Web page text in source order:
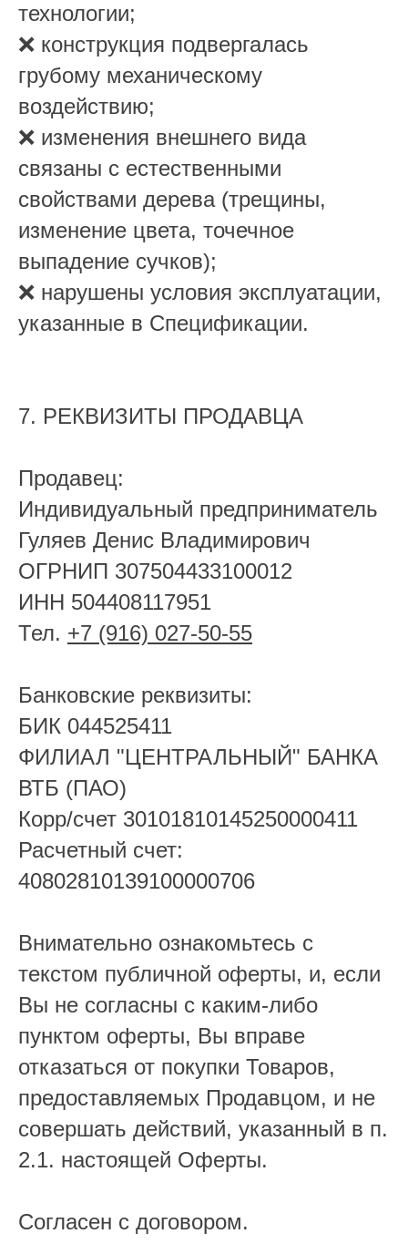
технологии;
❌ конструкция подвергалась
грубому механическому
воздействию;
❌ изменения внешнего вида
связаны с естественными
свойствами дерева (трещины,
изменение цвета, точечное
выпадение сучков);
❌ нарушены условия эксплуатации,
указанные в Спецификации.
7. РЕКВИЗИТЫ ПРОДАВЦА
Продавец:
Индивидуальный предприниматель
Гуляев Денис Владимирович
ОГРНИП 307504433100012
ИНН 504408117951
Тел. +7 (916) 027-50-55
Банковские реквизиты:
БИК 044525411
ФИЛИАЛ "ЦЕНТРАЛЬНЫЙ" БАНКА
ВТБ (ПАО)
Корр/счет 30101810145250000411
Расчетный счет:
40802810139100000706
Внимательно ознакомьтесь с
текстом публичной оферты, и, если
Вы не согласны с каким-либо
пунктом оферты, Вы вправе
отказаться от покупки Товаров,
предоставляемых Продавцом, и не
совершать действий, указанный в п.
2.1. настоящей Оферты.
Согласен с договором.